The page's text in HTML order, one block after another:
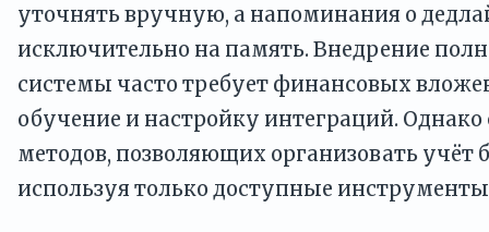
уточнять вручную, а напоминания о
исключительно на память. Внедрение
системы часто требует финансовых
обучение и настройку интеграций. Однако
методов, позволяющих организовать учёт
используя только доступные